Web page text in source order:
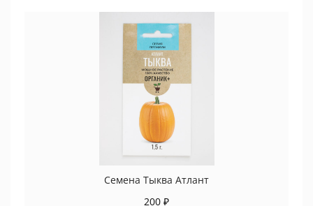
Семена Тыква Атлант
200 ₽